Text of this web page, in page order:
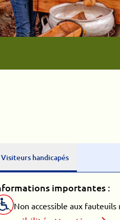
Visiteurs handicapés
importantes :
Non accessible aux fauteuils